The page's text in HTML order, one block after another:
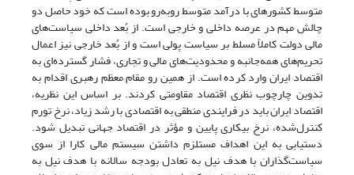
متوسط کشورهای با درآمد متوسط روبه‌رو بوده است که خود حاصل دو
چالش مهم در عرصه داخلی و خارجی است. از بُعد داخلی سیاست‌های
مالی دولت کاملاً مسلط بر سیاست پولی است و از بُعد خارجی نیز اعمال
تحریم‌های همه‌جانبه و محدودیت‌های مالی و تجاری، فشار گسترده‌ای به
اقتصاد ایران وارد کرده است. از همین رو مقام معظم رهبری اقدام به
تدوین چارچوب نظری اقتصاد مقاومتی کردند. بر اساس این نظریه،
اقتصاد ایران باید در فرایندی منطقی به اقتصادی با رشد زیاد، نرخ تورم
کنترل‌شده، نرخ بیکاری پایین و مؤثر در اقتصاد جهانی تبدیل شود.
دستیابی به این اهداف مستلزم داشتن سیستم مالی کارا از سوی
سیاست‌گذاران با هدف نیل به تعادل بودجه سالانه با هدف نیل به